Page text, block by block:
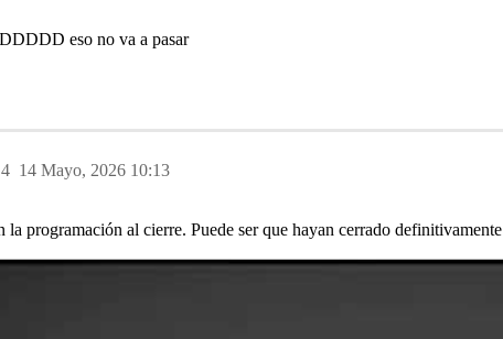
eso no va a pasar
14 Mayo, 2026 10:13
4
la programación al cierre. Puede ser que hayan cerrado definitivamente